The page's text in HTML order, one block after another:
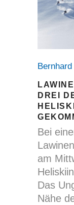
DREI
Bei
am
Das
Nähe